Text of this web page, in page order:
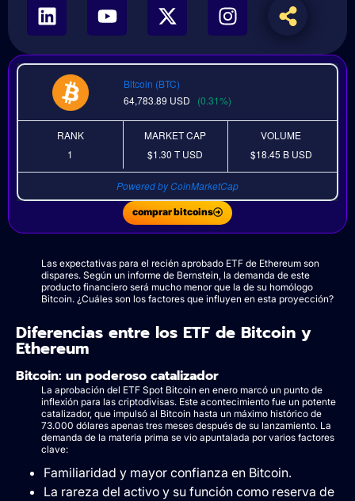
Bitcoin (BTC)
64,783.89 USD (0.31%)
RANK
1
MARKET CAP
$1.30 TUSD
VOLUME
$18.45 B USD
Powered by CoinMarketCap
comprar bitcoins
Las expectativas para el recién aprobado ETF de Ethereum son
dispares. Según un informe de Bernstein, la demanda de este
producto financiero será mucho menor que la de su homólogo
Bitcoin. ¿Cuáles son los factores que influyen en esta proyección?
Diferencias entre los ETF de Bitcoin y
Ethereum
Bitcoin: un poderoso catalizador
La aprobación del ETF Spot Bitcoin en enero marcó un punto de
inflexión para las criptodivisas. Este acontecimiento fue un potente
catalizador, que impulsó al Bitcoin hasta un máximo histórico de
73.000 dólares apenas tres meses después de su lanzamiento. La
demanda de la materia prima se vio apuntalada por varios factores
clave:
Familiaridad y mayor confianza en Bitcoin.
La rareza del activo y su función como reserva de